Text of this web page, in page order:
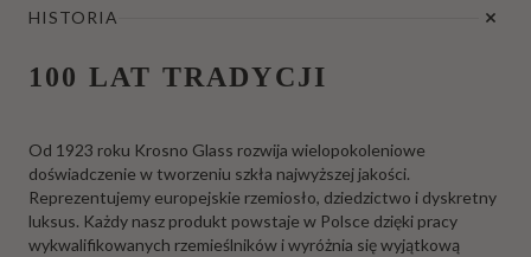
HISTORIA
100 LAT TRADYCJI
Od 1923 roku Krosno Glass rozwija wielopokoleniowe
doświadczenie w tworzeniu szkła najwyższej jakości.
Reprezentujemy europejskie rzemiosło, dziedzictwo i dyskretny
luksus. Każdy nasz produkt powstaje w Polsce dzięki pracy
wykwalifikowanych rzemieślników i wyróżnia się wyjątkową